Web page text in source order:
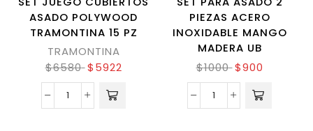
ASADO POLYWOOD
TRAMONTINA 15 PZ
TRAMONTINA
$6580 $5922
PIEZAS ACERO
INOXIDABLE MANGO
MADERA UB
$1000 $900